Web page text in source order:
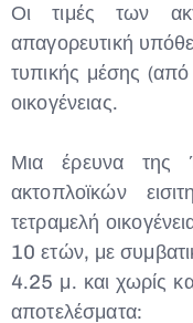
Οι τιμές των
απαγορευτική
τυπικής μέσης
οικογένειας.
Μια έρευνα της
ακτοπλοϊκών
τετραμελή
10 ετών, με
4.25 μ. και χωρίς
αποτελέσματα:
Type and hit enter